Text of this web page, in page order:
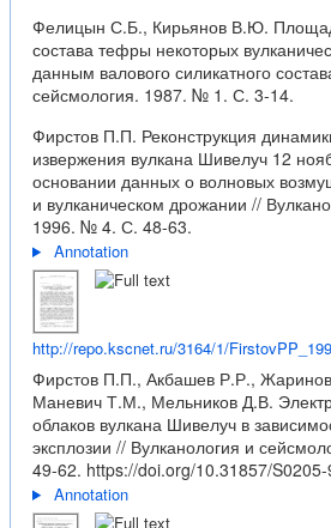
Фелицын С.Б., Кирьянов В.Ю.
состава тефры некоторых
данным валового силикатного
сейсмология. 1987. № 1. С. 3-14.
Фирстов П.П. Реконструкция
извержения вулкана Шивелуч 12
основании данных о волновых
и вулканическом дрожании //
1996. № 4. С. 48-63.
Annotation
http://repo.kscnet.ru/3164/1/
Фирстов П.П., Акбашев Р.Р.,
Маневич Т.М., Мельников Д.В.
облаков вулкана Шивелуч в
эксплозии // Вулканология и
49-62. https://doi.org/10.31857/
Annotation